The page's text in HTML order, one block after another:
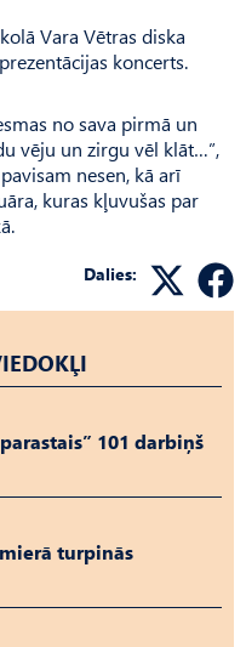
Vara Vētras diska
koncerts.
no sava pirmā un
vēju un zirgu vēl klāt…”,
nesen, kā arī
kuras kļuvušas par
Dalies:
101 darbiņš
turpinās